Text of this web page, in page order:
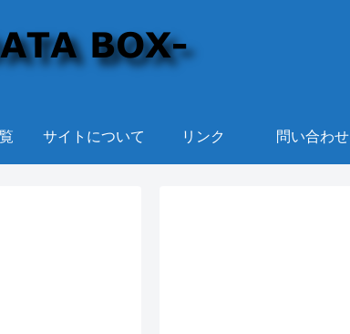
サイトについて リンク 問い合わせ